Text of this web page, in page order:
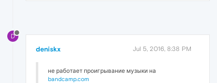
D
deniskx Jul 5, 2016, 8:38 PM
не работает проигрывание музыки на
bandcamp.com